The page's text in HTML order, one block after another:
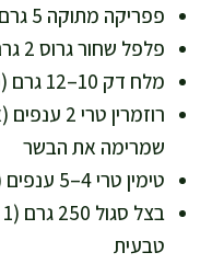
פפריקה מתוקה 5 גרם (1 כפית) – צבע וחום עדין
פלפל שחור גרוס 2 גרם (1 כפית) – מחזק את הטעמים
מלח דק 10–12 גרם (כ-2 כפיות) – התאימו לפי טעם
שמרימה את הבשר
טימין טרי 4–5 ענפים (או 2 גרם יבש) – מוסיף רעננות
טבעית